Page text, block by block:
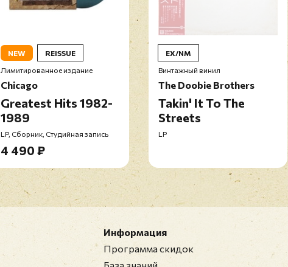
NEW
REISSUE
Лимитированное издание
Chicago
Greatest Hits 1982-
1989
LP, Сборник, Студийная запись
4 490 ₽
EX/NM
Винтажный винил
The Doobie Brothers
Takin' It To The
Streets
LP
Информация
Программа скидок